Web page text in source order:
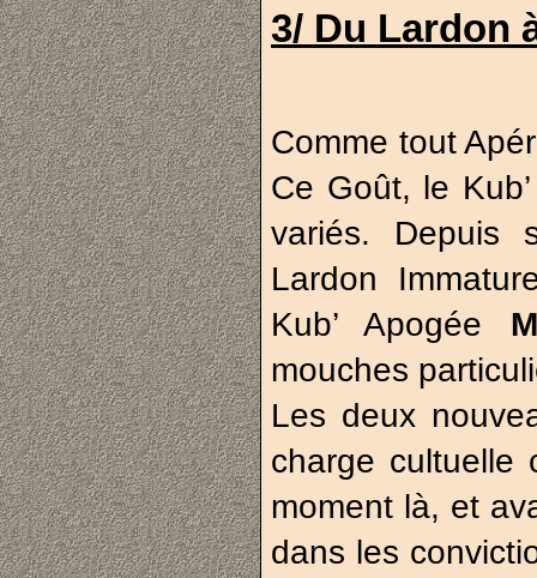
3/ Du Lardon
Comme tout
Ce Goût, le
variés.
Lardon
Kub’ Apogée
mouches
Les deux
charge
moment là, et
dans les